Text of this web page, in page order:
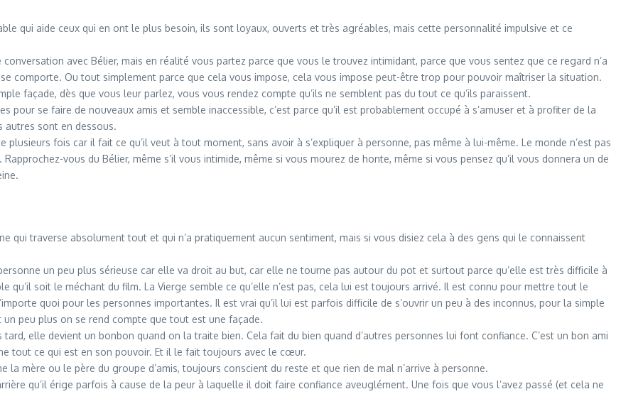
qui aide ceux qui en ont le plus besoin, ils sont loyaux, ouverts et très agréables, mais cette personnalité impulsive et ce
avec Bélier, mais en réalité vous partez parce que vous le trouvez intimidant, parce que vous sentez que ce regard n’a
comporte. Ou tout simplement parce que cela vous impose, cela vous impose peut-être trop pour pouvoir maîtriser la situation.
façade, dès que vous leur parlez, vous vous rendez compte qu’ils ne semblent pas du tout ce qu’ils paraissent.
pour se faire de nouveaux amis et semble inaccessible, c’est parce qu’il est probablement occupé à s’amuser et à profiter de la
autres sont en dessous.
plusieurs fois car il fait ce qu’il veut à tout moment, sans avoir à s’expliquer à personne, pas même à lui-même. Le monde n’est pas
vous du Bélier, même s’il vous intimide, même si vous mourez de honte, même si vous pensez qu’il vous donnera un de
qui traverse absolument tout et qui n’a pratiquement aucun sentiment, mais si vous disiez cela à des gens qui le connaissent
un peu plus sérieuse car elle va droit au but, car elle ne tourne pas autour du pot et surtout parce qu’elle est très difficile à
qu’il soit le méchant du film. La Vierge semble ce qu’elle n’est pas, cela lui est toujours arrivé. Il est connu pour mettre tout le
quoi pour les personnes importantes. Il est vrai qu’il lui est parfois difficile de s’ouvrir un peu à des inconnus, pour la simple
un peu plus on se rend compte que tout est une façade.
tard, elle devient un bonbon quand on la traite bien. Cela fait du bien quand d’autres personnes lui font confiance. C’est un bon ami
tout ce qui est en son pouvoir. Et il le fait toujours avec le cœur.
mère ou le père du groupe d’amis, toujours conscient du reste et que rien de mal n’arrive à personne.
qu’il érige parfois à cause de la peur à laquelle il doit faire confiance aveuglément. Une fois que vous l’avez passé (et cela ne